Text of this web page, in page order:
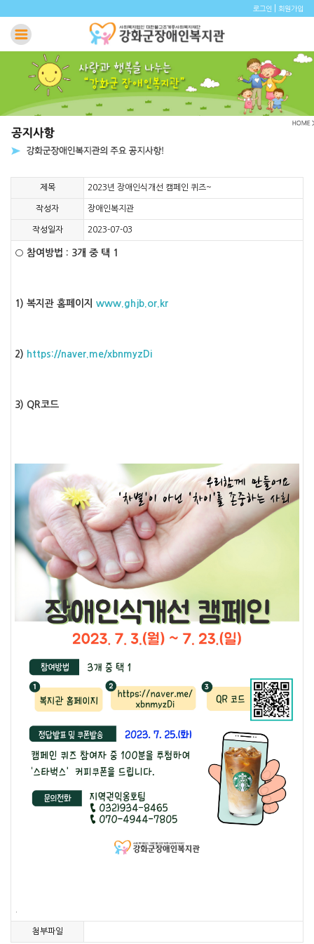
로그인 회원가입
제목 2023년 장애인식개선 캠페인 퀴즈~
작성자 장애인복지관
작성일자 2023-07-03
○ 참여방법 : 3개 중 택 1
1) 복지관 홈페이지 www.ghjb.or.kr
2) https://naver.me/xbnmyzDi
3) QR코드
첨부파일